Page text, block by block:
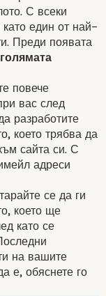
С всеки
един от най-
Преди появата
повече
вас след
разработите
което трябва да
сайта си. С
адреси
се да ги
, което ще
като се
на вашите
е, обяснете го